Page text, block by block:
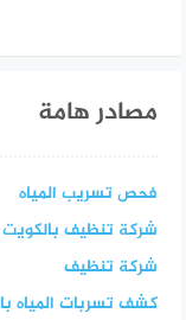
مصادر هامة
فحص تسريب المياه
شركة تنظيف بالكويت
شركة تنظيف
كشف تسربات المياه